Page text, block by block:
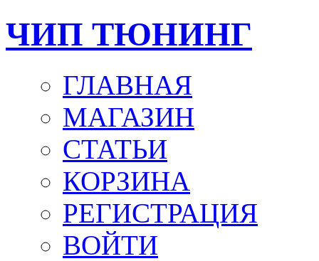
ЧИП ТЮНИНГ
ГЛАВНАЯ
МАГАЗИН
СТАТЬИ
КОРЗИНА
РЕГИСТРАЦИЯ
ВОЙТИ